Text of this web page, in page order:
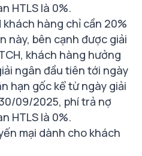
HTLS là 0%.
khách hàng chỉ cần 20%
này, bên cạnh được giải
khách hàng hưởng
ngân đầu tiên tới ngày
hạn gốc kể từ ngày giải
09/2025, phí trả nợ
HTLS là 0%.
mại dành cho khách